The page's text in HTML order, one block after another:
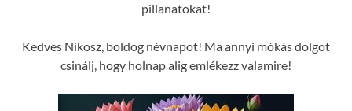
pillanatokat!
Kedves Nikosz, boldog névnapot! Ma annyi mókás dolgot
csinálj, hogy holnap alig emlékezz valamire!